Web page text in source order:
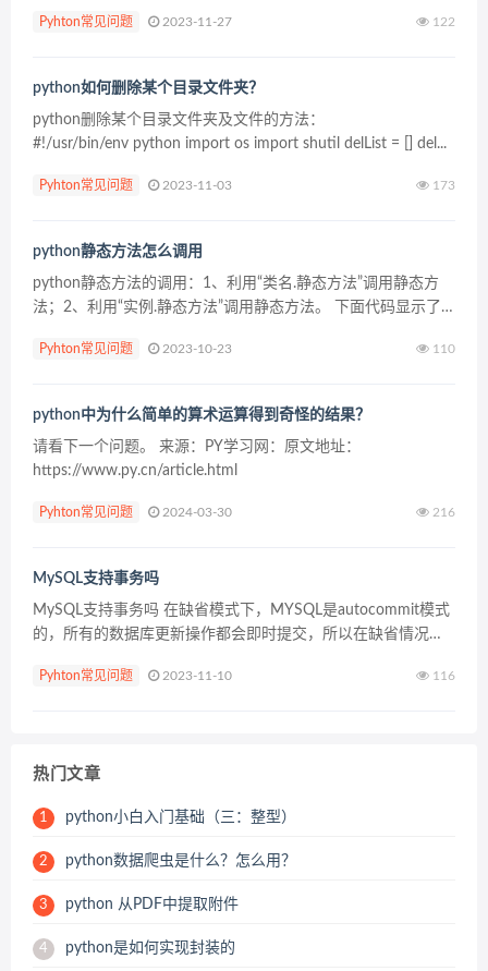
Pyhton常见问题 2023-11-27 122
python如何删除某个目录文件夹？
python删除某个目录文件夹及文件的方法：
#!/usr/bin/env python import os import shutil delList = [] del...
Pyhton常见问题 2023-11-03 173
python静态方法怎么调用
python静态方法的调用：1、利用“类名.静态方法”调用静态方
法；2、利用“实例.静态方法”调用静态方法。 下面代码显示了
python(青灯教育) 来源：PY学习网：原...
Pyhton常见问题 2023-10-23 110
python中为什么简单的算术运算得到奇怪的结果？
请看下一个问题。 来源：PY学习网：原文地址：
https://www.py.cn/article.html
Pyhton常见问题 2024-03-30 216
MySQL支持事务吗
MySQL支持事务吗 在缺省模式下，MYSQL是autocommit模式
的，所有的数据库更新操作都会即时提交，所以在缺省情况
用InnoDB Ta...
Pyhton常见问题 2023-11-10 116
热门文章
1 python小白入门基础（三：整型）
2 python数据爬虫是什么？怎么用？
3 python 从PDF中提取附件
4 python是如何实现封装的